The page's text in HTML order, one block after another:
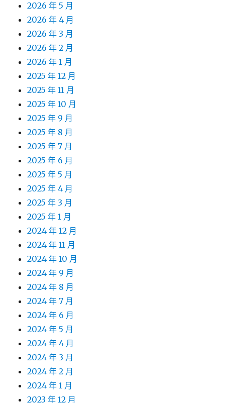
2026 年 5 月
2026 年 4 月
2026 年 3 月
2026 年 2 月
2026 年 1 月
2025 年 12 月
2025 年 11 月
2025 年 10 月
2025 年 9 月
2025 年 8 月
2025 年 7 月
2025 年 6 月
2025 年 5 月
2025 年 4 月
2025 年 3 月
2025 年 1 月
2024 年 12 月
2024 年 11 月
2024 年 10 月
2024 年 9 月
2024 年 8 月
2024 年 7 月
2024 年 6 月
2024 年 5 月
2024 年 4 月
2024 年 3 月
2024 年 2 月
2024 年 1 月
2023 年 12 月